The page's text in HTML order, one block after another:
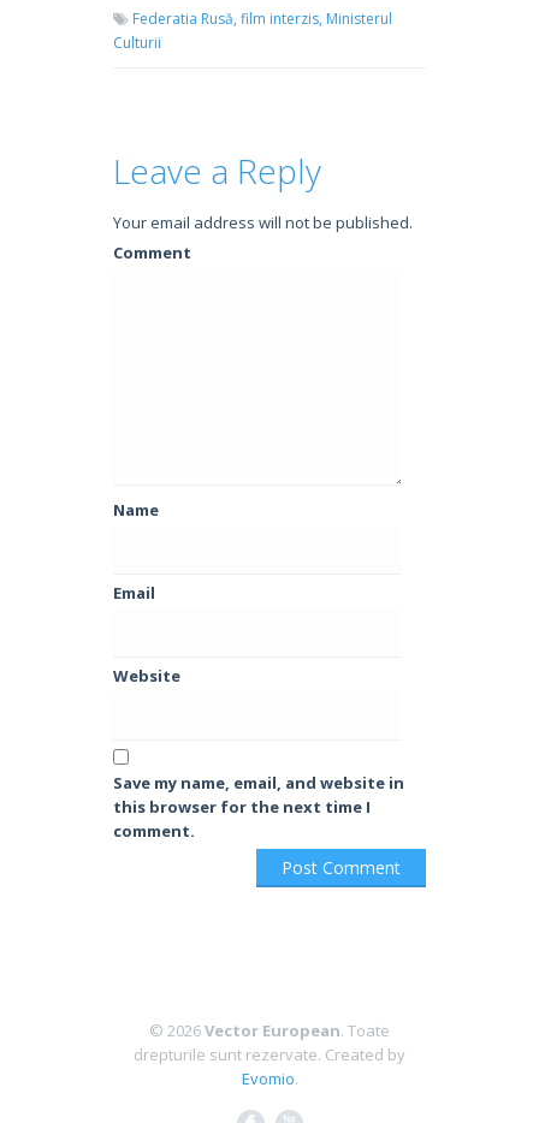
Federatia Rusă, film interzis, Ministerul
Culturii
Leave a Reply
Your email address will not be published.
Comment
Name
Email
Website
Save my name, email, and website in
this browser for the next time I
comment.
© 2026Vector European. Toate
drepturile sunt rezervate. Created by
Evomio.